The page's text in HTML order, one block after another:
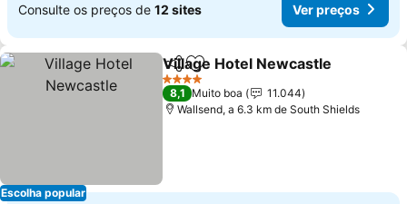
Consulte os preços de 12 sites Ver preços
Escolha popular
PartilharAdicionar aos favoritos
Village Hotel Newcastle
4 Estrelas
8,1 Muito boa
11.044
Wallsend, a 6.3 km de South Shields